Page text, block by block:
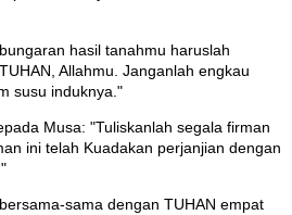
hasil tanahmu haruslah
Allahmu. Janganlah engkau
susu induknya."
Musa: "Tuliskanlah segala firman
ini telah Kuadakan perjanjian dengan
sama dengan TUHAN empat